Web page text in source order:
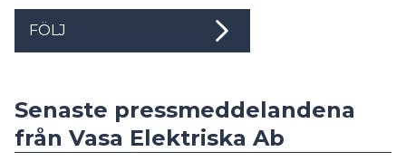
FÖLJ
Senaste pressmeddelandena
från Vasa Elektriska Ab